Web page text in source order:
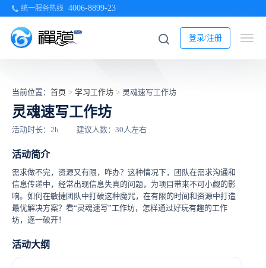
统一服务热线 4006-8899-23
登录/注册
当前位置： 首页 > 学习工作坊 > 灵魂速写工作坊
灵魂速写工作坊
活动时长：2h 建议人数：30人左右
活动简介
需求做不完，资源又有限，咋办？这种情况下，团队在需求沟通和
信息传递中，经常出现信息失真的问题，为项目带来不可小觑的影
响。如何在敏捷团队中打破这种魔咒，在有限的时间和资源中打造
最优解决方案？看“灵魂速写”工作坊，怎样通过好玩有趣的工作
坊，逐一破开！
活动大纲